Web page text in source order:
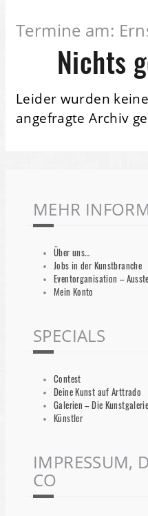
Termine am:
Nichts
Leider wurden
angefragte Archiv
MEHR
Über uns…
Jobs in der Kunstbranche
Eventorganisation –
Mein Konto
SPECIALS
Contest
Deine Kunst auf Arttrado
Galerien – Die
Künstler
IMPRESSUM,
CO